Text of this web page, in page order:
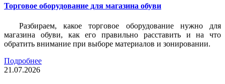
Торговое оборудование для магазина обуви
Разбираем, какое торговое оборудование нужно для
магазина обуви, как его правильно расставить и на что
обратить внимание при выборе материалов и зонировании.
Подробнее
21.07.2026